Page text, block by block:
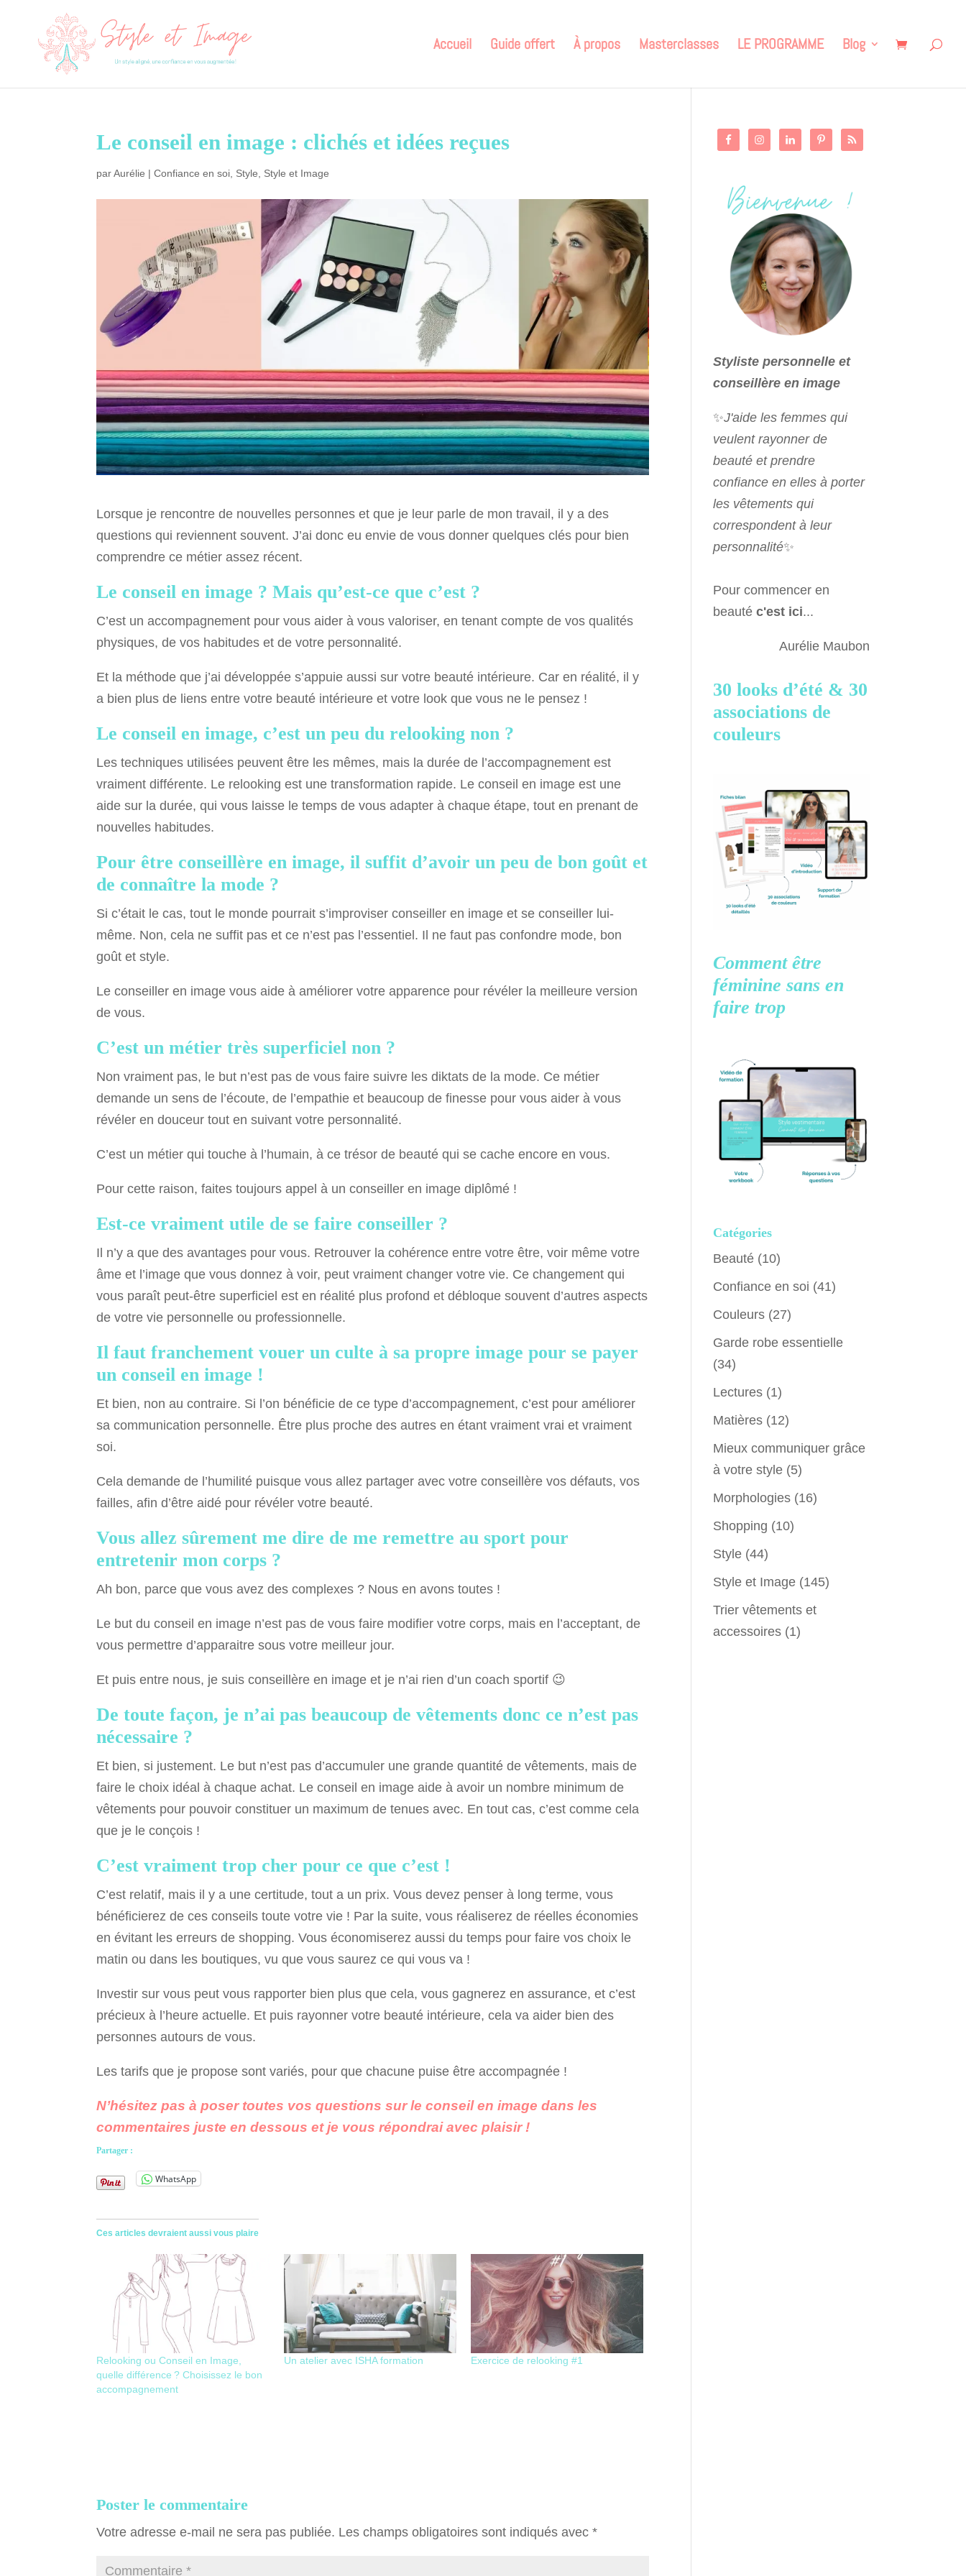
Accueil Guide offert À propos Masterclasses LE PROGRAMME Blog
Le conseil en image : clichés et idées reçues
parAurélie |Confiance en soi Style Style et Image
Lorsque je rencontre de nouvelles personnes et que je leur parle de mon travail, il y a des
questions qui reviennent souvent. J’ai donc eu envie de vous donner quelques clés pour bien
comprendre ce métier assez récent.
Le conseil en image ? Mais qu’est-ce que c’est ?
C’est un accompagnement pour vous aider à vous valoriser, en tenant compte de vos qualités
physiques, de vos habitudes et de votre personnalité.
Et la méthode que j’ai développée s’appuie aussi sur votre beauté intérieure. Car en réalité, il y
a bien plus de liens entre votre beauté intérieure et votre look que vous ne le pensez !
Le conseil en image, c’est un peu du relooking non ?
Les techniques utilisées peuvent être les mêmes, mais la durée de l’accompagnement est
vraiment différente. Le relooking est une transformation rapide. Le conseil en image est une
aide sur la durée, qui vous laisse le temps de vous adapter à chaque étape, tout en prenant de
nouvelles habitudes.
Pour être conseillère en image, il suffit d’avoir un peu de bon goût et
de connaître la mode ?
Si c’était le cas, tout le monde pourrait s’improviser conseiller en image et se conseiller lui-
même. Non, cela ne suffit pas et ce n’est pas l’essentiel. Il ne faut pas confondre mode, bon
goût et style.
Le conseiller en image vous aide à améliorer votre apparence pour révéler la meilleure version
de vous.
C’est un métier très superficiel non ?
Non vraiment pas, le but n’est pas de vous faire suivre les diktats de la mode. Ce métier
demande un sens de l’écoute, de l’empathie et beaucoup de finesse pour vous aider à vous
révéler en douceur tout en suivant votre personnalité.
C’est un métier qui touche à l’humain, à ce trésor de beauté qui se cache encore en vous.
Pour cette raison, faites toujours appel à un conseiller en image diplômé !
Est-ce vraiment utile de se faire conseiller ?
Il n’y a que des avantages pour vous. Retrouver la cohérence entre votre être, voir même votre
âme et l’image que vous donnez à voir, peut vraiment changer votre vie. Ce changement qui
vous paraît peut-être superficiel est en réalité plus profond et débloque souvent d’autres aspects
de votre vie personnelle ou professionnelle.
Il faut franchement vouer un culte à sa propre image pour se payer
un conseil en image !
Et bien, non au contraire. Si l’on bénéficie de ce type d’accompagnement, c’est pour améliorer
sa communication personnelle. Être plus proche des autres en étant vraiment vrai et vraiment
soi.
Cela demande de l’humilité puisque vous allez partager avec votre conseillère vos défauts, vos
failles, afin d’être aidé pour révéler votre beauté.
Vous allez sûrement me dire de me remettre au sport pour
entretenir mon corps ?
Ah bon, parce que vous avez des complexes ? Nous en avons toutes !
Le but du conseil en image n’est pas de vous faire modifier votre corps, mais en l’acceptant, de
vous permettre d’apparaitre sous votre meilleur jour.
Et puis entre nous, je suis conseillère en image et je n’ai rien d’un coach sportif 😉
De toute façon, je n’ai pas beaucoup de vêtements donc ce n’est pas
nécessaire ?
Et bien, si justement. Le but n’est pas d’accumuler une grande quantité de vêtements, mais de
faire le choix idéal à chaque achat. Le conseil en image aide à avoir un nombre minimum de
vêtements pour pouvoir constituer un maximum de tenues avec. En tout cas, c’est comme cela
que je le conçois !
C’est vraiment trop cher pour ce que c’est !
C’est relatif, mais il y a une certitude, tout a un prix. Vous devez penser à long terme, vous
bénéficierez de ces conseils toute votre vie ! Par la suite, vous réaliserez de réelles économies
en évitant les erreurs de shopping. Vous économiserez aussi du temps pour faire vos choix le
matin ou dans les boutiques, vu que vous saurez ce qui vous va !
Investir sur vous peut vous rapporter bien plus que cela, vous gagnerez en assurance, et c’est
précieux à l’heure actuelle. Et puis rayonner votre beauté intérieure, cela va aider bien des
personnes autours de vous.
Les tarifs que je propose sont variés, pour que chacune puise être accompagnée !
N’hésitez pas à poser toutes vos questions sur le conseil en image dans les
commentaires juste en dessous et je vous répondrai avec plaisir !
Partager :
WhatsApp
Ces articles devraient aussi vous plaire
Relooking ou Conseil en Image,
quelle différence ? Choisissez le bon
accompagnement
Un atelier avec ISHA formation Exercice de relooking #1
Poster le commentaire
Votre adresse e-mail ne sera pas publiée. Les champs obligatoires sont indiqués avec*
Styliste personnelle et
conseillère en image
✨J'aide les femmes qui
veulent rayonner de
beauté et prendre
confiance en elles à porter
les vêtements qui
correspondent à leur
personnalité✨
Pour commencer en
beautéc'est ici...
Aurélie Maubon
30 looks d’été & 30
associations de
couleurs
Comment être
féminine sans en
faire trop
Catégories
Beauté (10)
Confiance en soi (41)
Couleurs (27)
Garde robe essentielle
(34)
Lectures (1)
Matières (12)
Mieux communiquer grâce
à votre style (5)
Morphologies (16)
Shopping (10)
Style (44)
Style et Image (145)
Trier vêtements et
accessoires (1)